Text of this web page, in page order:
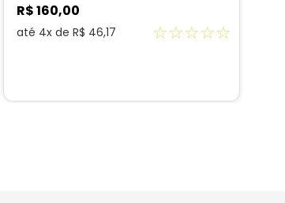
R$160,00
até 4x de R$ 46,17 ☆☆☆☆☆